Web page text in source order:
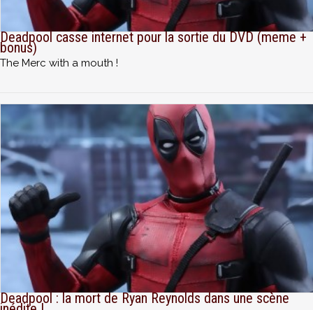
Deadpool casse internet pour la sortie du DVD (meme +
bonus)
The Merc with a mouth !
Deadpool : la mort de Ryan Reynolds dans une scène